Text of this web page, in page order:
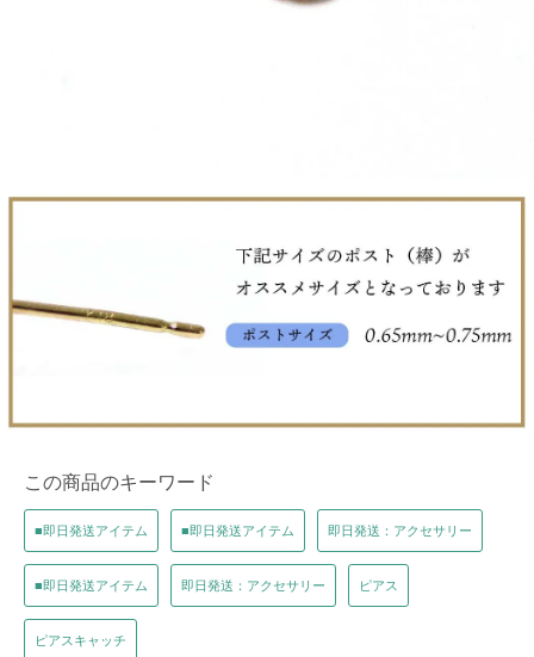
この商品のキーワード
■即日発送アイテム ■即日発送アイテム 即日発送：アクセサリー
■即日発送アイテム 即日発送：アクセサリー ピアス
ピアスキャッチ